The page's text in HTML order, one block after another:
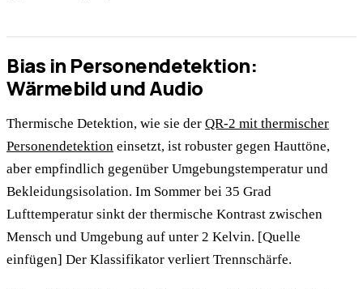
Bias in Personendetektion:
Wärmebild und Audio
Thermische Detektion, wie sie der QR-2 mit thermischer
Personendetektion einsetzt, ist robuster gegen Hauttöne,
aber empfindlich gegenüber Umgebungstemperatur und
Bekleidungsisolation. Im Sommer bei 35 Grad
Lufttemperatur sinkt der thermische Kontrast zwischen
Mensch und Umgebung auf unter 2 Kelvin. [Quelle
einfügen] Der Klassifikator verliert Trennschärfe.